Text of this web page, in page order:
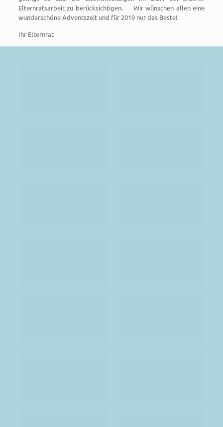
Elternratsarbeit zu berücksichtigen. Wir wünschen allen eine
wunderschöne Adventszeit und für 2019 nur das Beste!
Ihr Elternrat